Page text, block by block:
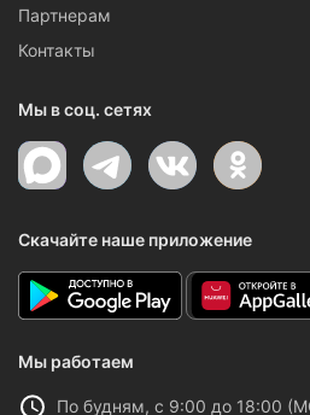
Партнерам
Контакты
Мы в соц. сетях
Скачайте наше приложение
Мы работаем
По будням, с 9:00 до 18:00